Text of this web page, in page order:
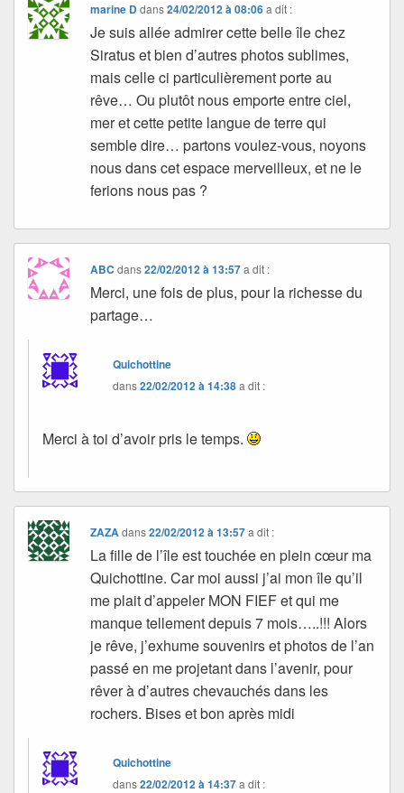
marine Ddans24/02/2012 à 08:06 a dit :
Je suis allée admirer cette belle île chez
Siratus et bien d’autres photos sublimes,
mais celle ci particulièrement porte au
rêve… Ou plutôt nous emporte entre ciel,
mer et cette petite langue de terre qui
semble dire… partons voulez-vous, noyons
nous dans cet espace merveilleux, et ne le
ferions nous pas ?
ABC dans22/02/2012 à 13:57 a dit :
Merci, une fois de plus, pour la richesse du
partage…
Quichottine
dans22/02/2012 à 14:38a dit :
Merci à toi d’avoir pris le temps.
ZAZA dans22/02/2012 à 13:57 a dit :
La fille de l’île est touchée en plein cœur ma
Quichottine. Car moi aussi j’ai mon île qu’il
me plait d’appeler MON FIEF et qui me
manque tellement depuis 7 mois…..!!! Alors
je rêve, j’exhume souvenirs et photos de l’an
passé en me projetant dans l’avenir, pour
rêver à d’autres chevauchés dans les
rochers. Bises et bon après midi
Quichottine
dans22/02/2012 à 14:37a dit :